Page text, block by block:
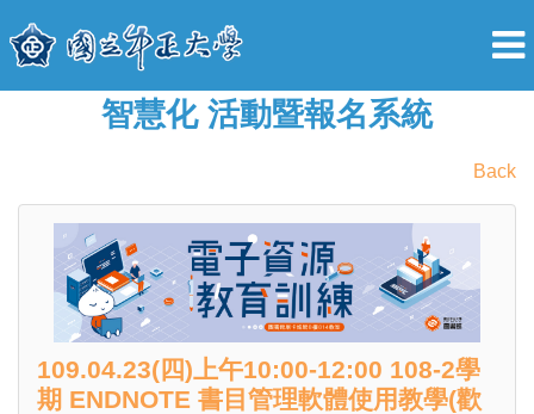
智慧化 活動暨報名系統
Back
109.04.23(四)上午10:00-12:00 108-2學
期 ENDNOTE 書目管理軟體使用教學(歡